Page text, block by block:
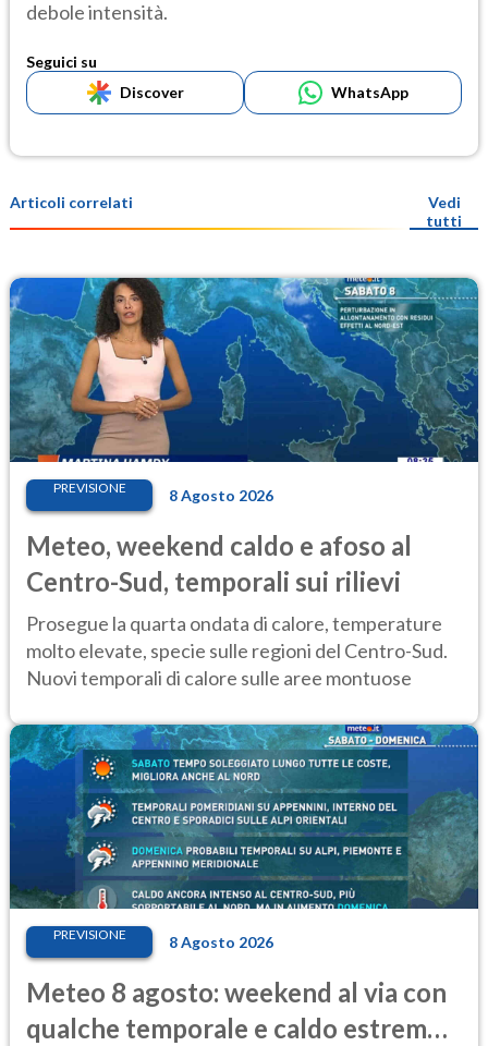
debole intensità.
Seguici su
Discover
WhatsApp
Articoli correlati
Vedi
tutti
PREVISIONE 8 Agosto 2026
Meteo, weekend caldo e afoso al
Centro-Sud, temporali sui rilievi
Prosegue la quarta ondata di calore, temperature
molto elevate, specie sulle regioni del Centro-Sud.
Nuovi temporali di calore sulle aree montuose
PREVISIONE 8 Agosto 2026
Meteo 8 agosto: weekend al via con
qualche temporale e caldo estremo